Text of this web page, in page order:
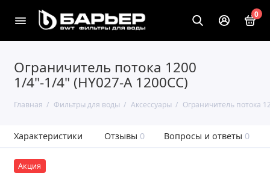
0
Ограничитель потока 1200
1/4"-1/4" (HY027-A 1200CC)
Главная Фильтры для воды Аксессуары Ограничитель потока
Характеристики Отзывы 0 Вопросы и ответы 0
Акция